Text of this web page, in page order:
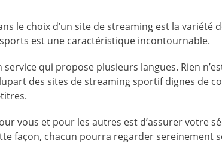
le choix d’un site de streaming est la variété
est une caractéristique incontournable.
qui propose plusieurs langues. Rien
des sites de streaming sportif dignes de
vous et pour les autres est d’assurer votre
façon, chacun pourra regarder sereinement